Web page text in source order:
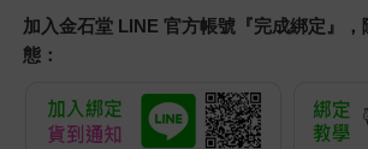
加入金石堂 LINE 官方帳號『完成綁定』，
態：